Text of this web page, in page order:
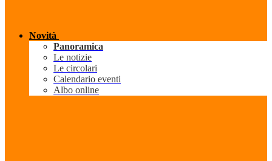
Novità
Panoramica
Le notizie
Le circolari
Calendario eventi
Albo online